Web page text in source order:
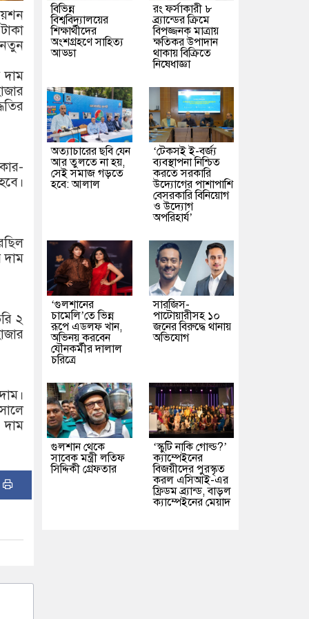
নতুন
দাম
দাম
২
দাম
বিভিন্ন
বিশ্ববিদ্যালয়ের
শিক্ষার্থীদের
অংশগ্রহণে সাহিত্য
আড্ডা
রং ফর্সাকারী ৮
ব্র্যান্ডের ক্রিমে
বিপজ্জনক মাত্রায়
ক্ষতিকর উপাদান
থাকায় বিক্রিতে
নিষেধাজ্ঞা
অত্যাচারের ছবি যেন
আর তুলতে না হয়,
সেই সমাজ গড়তে
হবে: আলাল
‘টেকসই ই-বর্জ্য
ব্যবস্থাপনা নিশ্চিত
করতে সরকারি
উদ্যোগের পাশাপাশি
বেসরকারি বিনিয়োগ
ও উদ্যোগ
অপরিহার্য’
‘গুলশানের
চামেলি’তে ভিন্ন
রূপে এডলফ খান,
অভিনয় করবেন
যৌনকর্মীর দালাল
চরিত্রে
সারজিস-
পাটোয়ারীসহ ১০
জনের বিরুদ্ধে থানায়
অভিযোগ
গুলশান থেকে
সাবেক মন্ত্রী লতিফ
সিদ্দিকী গ্রেফতার
‘স্কুটি নাকি গোল্ড?’
ক্যাম্পেইনের
বিজয়ীদের পুরস্কৃত
করল এসিআই-এর
ফ্রিডম ব্র্যান্ড, বাড়ল
ক্যাম্পেইনের মেয়াদ